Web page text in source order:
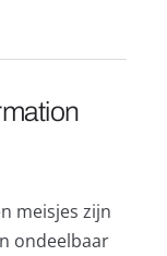
meisjes zijn
ondeelbaar